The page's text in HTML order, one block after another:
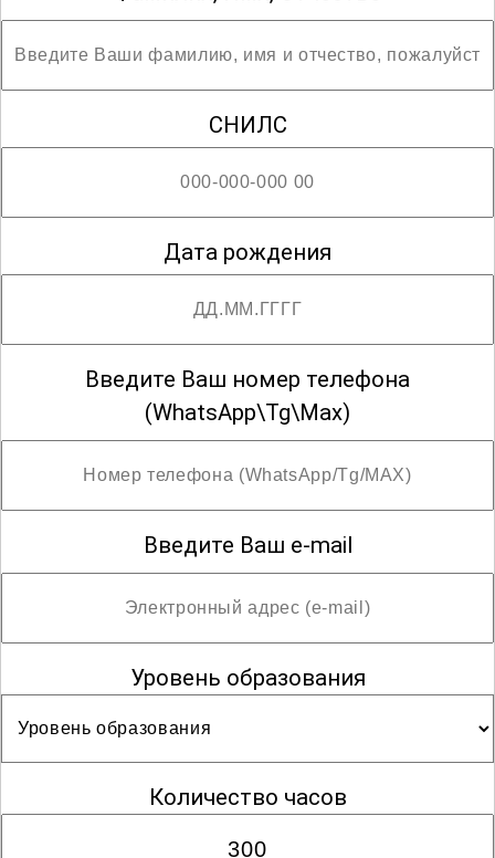
СНИЛС
Дата рождения
Введите Ваш номер телефона
(WhatsApp\Tg\Max)
Введите Ваш e-mail
Уровень образования
Количество часов